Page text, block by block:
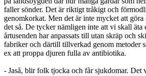
faller sönder. Det är riktigt tråkigt och
genomkorkat. Men det är inte mycket att
det så. De tycker nämligen inte att vi skall äta
årtusenden har anpassats till utan skräp och
fabriker och därtill tillverkad genom metoder
ex att proppa djuren fulla av antibiotika.
- Jaså, blir folk tjocka och får sjukdomar. Det